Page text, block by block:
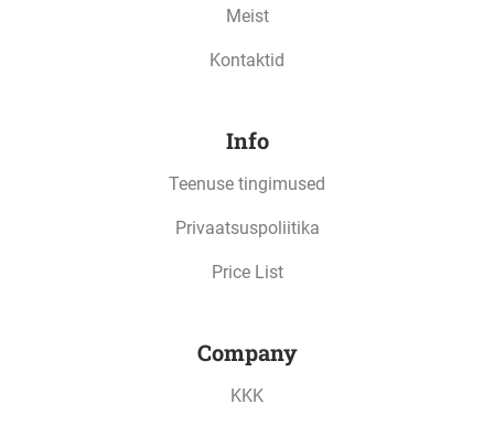
Meist
Kontaktid
Info
Teenuse tingimused
Privaatsuspoliitika
Price List
Company
KKK